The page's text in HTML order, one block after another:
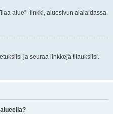
alue” -linkki, aluesivun alalaidassa.
ja seuraa linkkejä tilauksiisi.